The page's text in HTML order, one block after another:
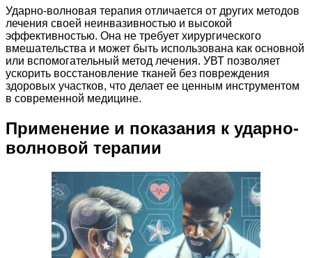
Ударно-волновая терапия отличается от других методов
лечения своей неинвазивностью и высокой
эффективностью. Она не требует хирургического
вмешательства и может быть использована как основной
или вспомогательный метод лечения. УВТ позволяет
ускорить восстановление тканей без повреждения
здоровых участков, что делает ее ценным инструментом
в современной медицине.
Применение и показания к ударно-
волновой терапии